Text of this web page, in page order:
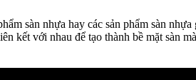
sàn nhựa hay các sản phẩm sàn
kết với nhau để tạo thành bề mặt sàn